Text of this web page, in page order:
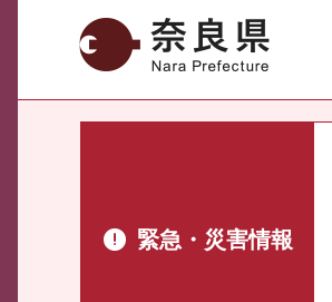
奈良県
緊急・災害情報